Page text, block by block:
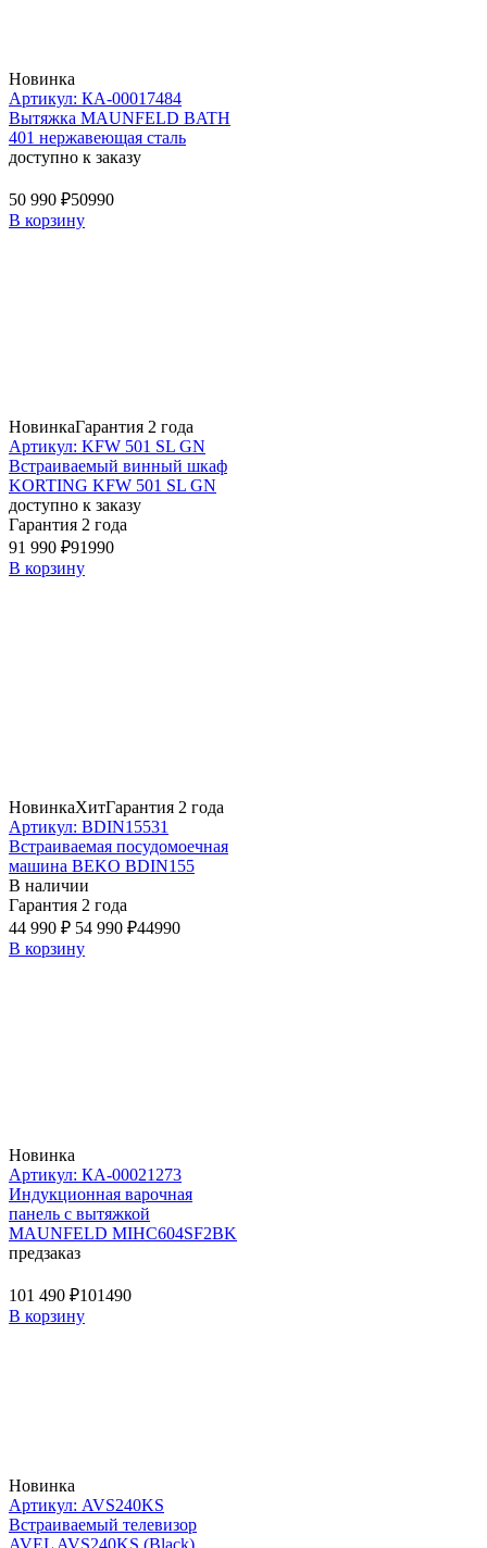
Новинка
Артикул: КА-00017484
Вытяжка MAUNFELD BATH
401 нержавеющая сталь
доступно к заказу
50 990 ₽50990
В корзину
НовинкаГарантия 2 года
Артикул: KFW 501 SL GN
Встраиваемый винный шкаф
KORTING KFW 501 SL GN
доступно к заказу
Гарантия 2 года
91 990 ₽91990
В корзину
НовинкаХитГарантия 2 года
Артикул: BDIN15531
Встраиваемая посудомоечная
машина BEKO BDIN155
В наличии
Гарантия 2 года
44 990 ₽ 54 990 ₽44990
В корзину
Новинка
Артикул: КА-00021273
Индукционная варочная
панель с вытяжкой
MAUNFELD MIHC604SF2BK
предзаказ
101 490 ₽101490
В корзину
Новинка
Артикул: AVS240KS
Встраиваемый телевизор
AVEL AVS240KS (Black)